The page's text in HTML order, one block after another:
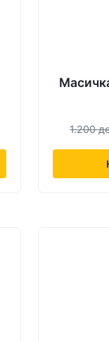
1.200